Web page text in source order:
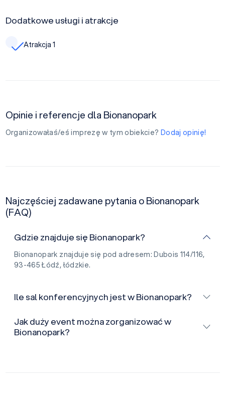
Dodatkowe usługi i atrakcje
Atrakcja 1
Opinie i referencje dla Bionanopark
Organizowałaś/eś imprezę w tym obiekcie? Dodaj opinię!
Najczęściej zadawane pytania o Bionanopark
(FAQ)
Gdzie znajduje się Bionanopark?
Bionanopark znajduje się pod adresem: Dubois 114/116,
93-465 Łódź, łódzkie.
Ile sal konferencyjnych jest w Bionanopark?
Jak duży event można zorganizować w
Bionanopark?